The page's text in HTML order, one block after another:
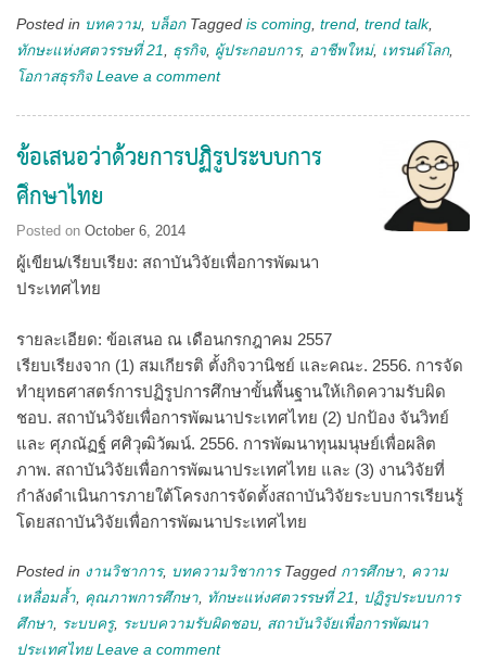
Posted in บทความ, บล็อก Tagged is coming, trend, trend talk,
ทักษะแห่งศตวรรษที่ 21, ธุรกิจ, ผู้ประกอบการ, อาชีพใหม่, เทรนด์โลก,
โอกาสธุรกิจ Leave a comment
ข้อเสนอว่าด้วยการปฏิรูประบบการ
ศึกษาไทย
Posted on October 6, 2014
ผู้เขียน/เรียบเรียง: สถาบันวิจัยเพื่อการพัฒนา
ประเทศไทย
รายละเอียด: ข้อเสนอ ณ เดือนกรกฎาคม 2557
เรียบเรียงจาก (1) สมเกียรติ ตั้งกิจวานิชย์ และคณะ. 2556. การจัด
ทำยุทธศาสตร์การปฏิรูปการศึกษาขั้นพื้นฐานให้เกิดความรับผิด
ชอบ. สถาบันวิจัยเพื่อการพัฒนาประเทศไทย (2) ปกป้อง จันวิทย์
และ ศุภณัฏฐ์ ศศิวุฒิวัฒน์. 2556. การพัฒนาทุนมนุษย์เพื่อผลิต
ภาพ. สถาบันวิจัยเพื่อการพัฒนาประเทศไทย และ (3) งานวิจัยที่
กำลังดำเนินการภายใต้โครงการจัดตั้งสถาบันวิจัยระบบการเรียนรู้
โดยสถาบันวิจัยเพื่อการพัฒนาประเทศไทย
Posted in งานวิชาการ, บทความวิชาการ Tagged การศึกษา, ความ
เหลื่อมล้ำ, คุณภาพการศึกษา, ทักษะแห่งศตวรรษที่ 21, ปฏิรูประบบการ
ศึกษา, ระบบครู, ระบบความรับผิดชอบ, สถาบันวิจัยเพื่อการพัฒนา
ประเทศไทย Leave a comment